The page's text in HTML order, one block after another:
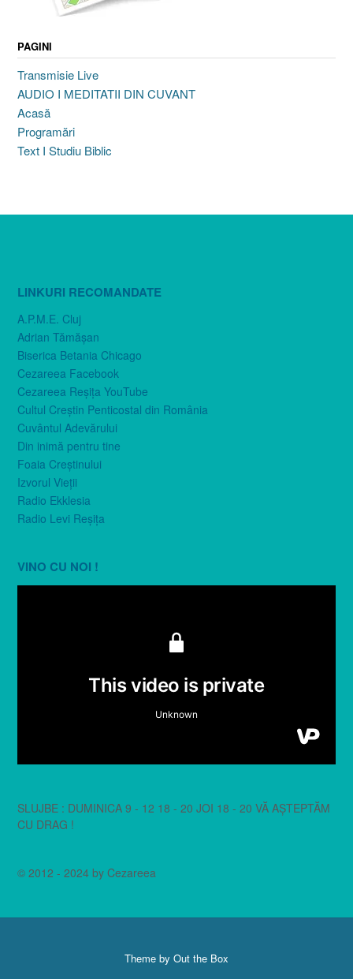
PAGINI
Transmisie Live
AUDIO I MEDITATII DIN CUVANT
Acasă
Programări
Text I Studiu Biblic
LINKURI RECOMANDATE
A.P.M.E. Cluj
Adrian Tămăşan
Biserica Betania Chicago
Cezareea Facebook
Cezareea Reşiţa YouTube
Cultul Creştin Penticostal din România
Cuvântul Adevărului
Din inimă pentru tine
Foaia Creştinului
Izvorul Vieţii
Radio Ekklesia
Radio Levi Reşiţa
VINO CU NOI !
SLUJBE : DUMINICA 9 - 12 18 - 20 JOI 18 - 20 VĂ AȘTEPTĂM
CU DRAG !
© 2012 - 2024 by Cezareea
Theme by Out the Box